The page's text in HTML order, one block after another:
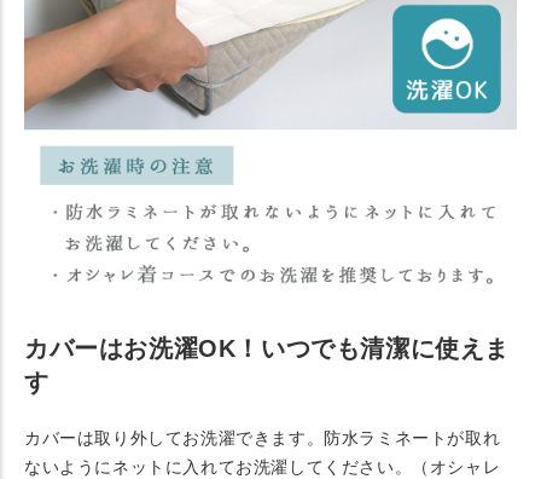
カバーはお洗濯OK！いつでも清潔に使えま
す
カバーは取り外してお洗濯できます。防水ラミネートが取れ
ないようにネットに入れてお洗濯してください。（オシャレ